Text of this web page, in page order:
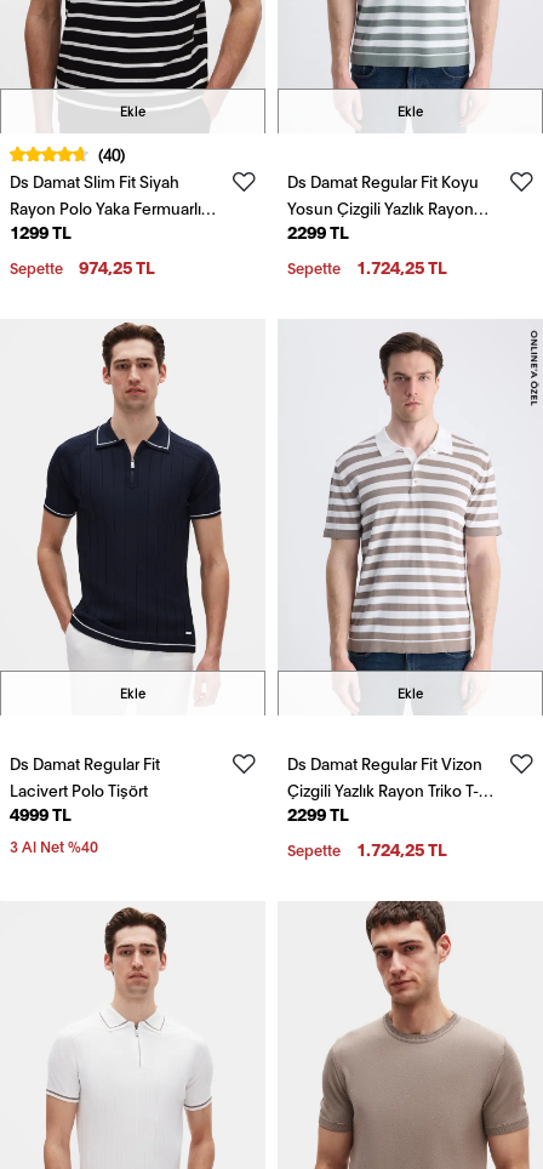
Ekle
(40)
Ds Damat Slim Fit Siyah
Rayon Polo Yaka Fermuarlı
Triko T-Shirt
1299 TL
Sepette 974,25 TL
Ekle
Ds Damat Regular Fit Koyu
Yosun Çizgili Yazlık Rayon
Triko T-Shirt
2299 TL
Sepette 1.724,25 TL
Ekle
Ds Damat Regular Fit
Lacivert Polo Tişört
4999 TL
3 Al Net %40
Ekle
Ds Damat Regular Fit Vizon
Çizgili Yazlık Rayon Triko T-
Shirt
2299 TL
Sepette 1.724,25 TL